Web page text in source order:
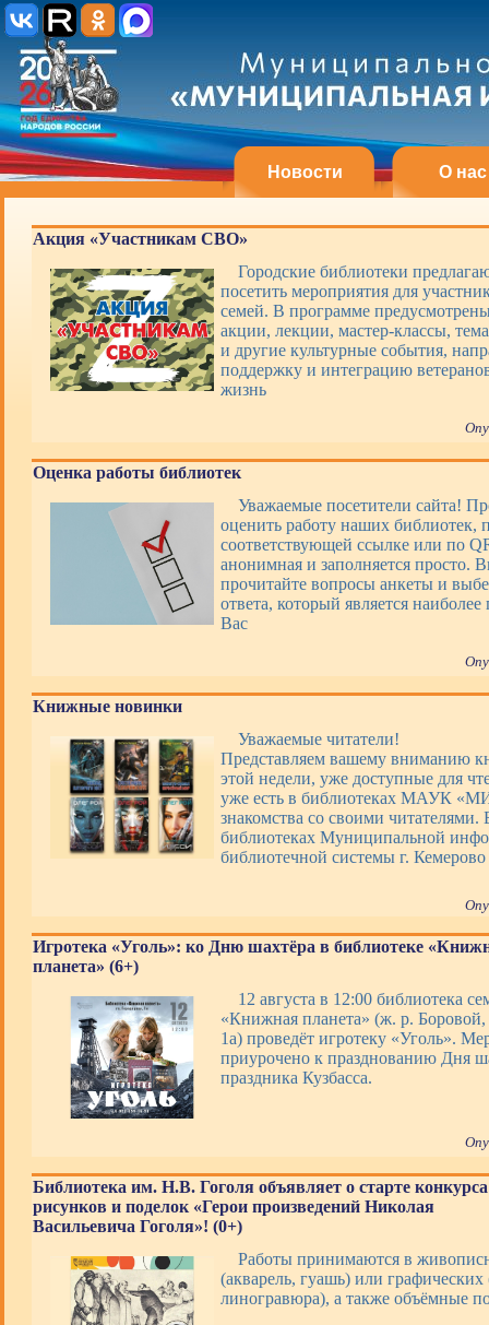
Новости О нас
Акция «Участникам СВО»
Городские библиотеки
посетить мероприятия для
семей. В программе
акции, лекции, мастер-классы,
и другие культурные события,
поддержку и интеграцию
жизнь
Оценка работы библиотек
Уважаемые посетители сайта!
оценить работу наших библиотек,
соответствующей ссылке или по
анонимная и заполняется просто.
прочитайте вопросы анкеты и
ответа, который является
Вас
Книжные новинки
Уважаемые читатели!
Представляем вашему вниманию
этой недели, уже доступные для
уже есть в библиотеках МАУК
знакомства со своими читателями.
библиотеках Муниципальной
библиотечной системы г. Кемерово
Игротека «Уголь»: ко Дню шахтёра в библиотеке
планета» (6+)
12 августа в 12:00 библиотека
«Книжная планета» (ж. р. Боровой,
1а) проведёт игротеку «Уголь».
приурочено к празднованию Дня
праздника Кузбасса.
Библиотека им. Н.В. Гоголя объявляет о старте конкурса
рисунков и поделок «Герои произведений Николая
Васильевича Гоголя»! (0+)
Работы принимаются в
(акварель, гуашь) или
линогравюра), а также объёмные